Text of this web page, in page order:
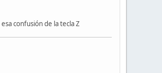
confusión de la tecla Z